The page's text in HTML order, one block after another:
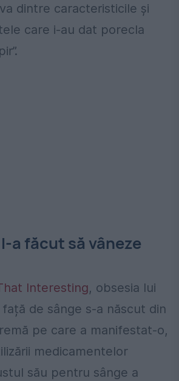
dintre caracteristicile și
care i-au dat porecla
a făcut să vâneze
Interesting, obsesia lui
față de sânge s-a născut din
pe care a manifestat-o,
medicamentelor
său pentru sânge a